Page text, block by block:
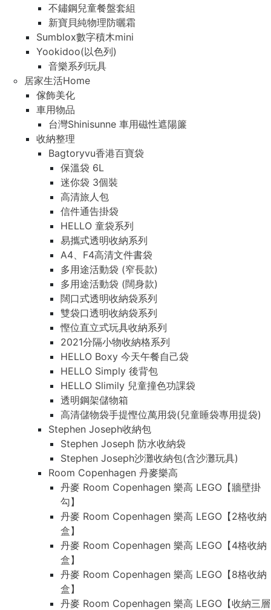
不鏽鋼兒童餐盤套組
新寶貝純物理防曬霜
Sumblox數字積木mini
Yookidoo(以色列)
音樂系列玩具
居家生活Home
傢飾美化
車用物品
台灣Shinisunne 車用磁性遮陽簾
收納整理
Bagtoryvu香港百寶袋
保溫袋 6L
迷你袋 3個裝
高清旅人包
信件通告掛袋
HELLO 童袋系列
易攜式透明收納系列
A4、F4高清文件書袋
多用途活動袋 (窄長款)
多用途活動袋 (闊身款)
闊口式透明收納袋系列
雙袋口透明收納袋系列
慳位直立式玩具收納系列
2021分隔小物收納格系列
HELLO Boxy 今天午餐自己袋
HELLO Simply 後背包
HELLO Slimily 兒童撞色功課袋
透明鋼架儲物箱
高清儲物袋手提慳位萬用袋(兒童睡袋專用提袋)
Stephen Joseph收納包
Stephen Joseph 防水收納袋
Stephen Joseph沙灘收納包(含沙灘玩具)
Room Copenhagen 丹麥樂高
丹麥 Room Copenhagen 樂高 LEGO【牆壁掛
勾】
丹麥 Room Copenhagen 樂高 LEGO【2格收納
盒】
丹麥 Room Copenhagen 樂高 LEGO【4格收納
盒】
丹麥 Room Copenhagen 樂高 LEGO【8格收納
盒】
丹麥 Room Copenhagen 樂高 LEGO【收納三層